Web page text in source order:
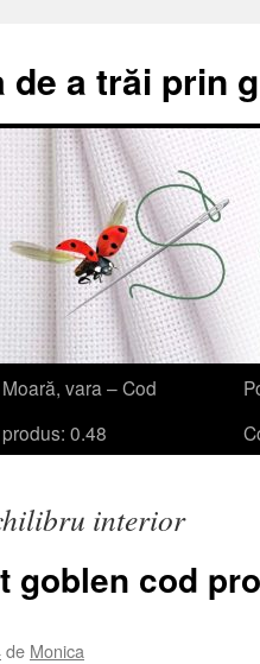
de a trăi prin
Moară, vara – Cod
produs: 0.48
interior
goblen cod
de Monica